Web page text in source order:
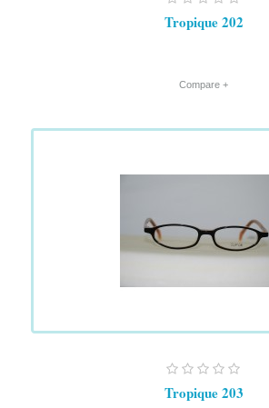
Tropique 202
+ Compare
Tropique 203